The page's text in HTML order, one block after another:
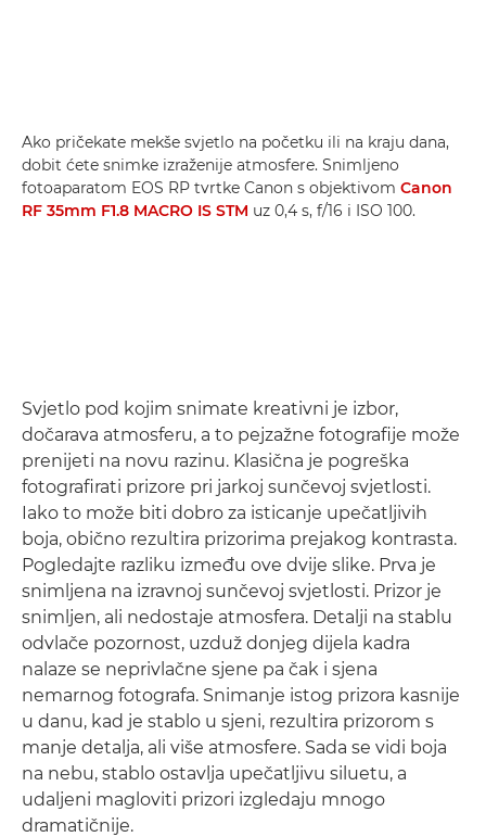
Ako pričekate mekše svjetlo na početku ili na kraju dana,
dobit ćete snimke izraženije atmosfere. Snimljeno
fotoaparatom EOS RP tvrtke Canon s objektivom Canon
RF 35mm F1.8 MACRO IS STM uz 0,4 s, f/16 i ISO 100.
Svjetlo pod kojim snimate kreativni je izbor,
dočarava atmosferu, a to pejzažne fotografije može
prenijeti na novu razinu. Klasična je pogreška
fotografirati prizore pri jarkoj sunčevoj svjetlosti.
Iako to može biti dobro za isticanje upečatljivih
boja, obično rezultira prizorima prejakog kontrasta.
Pogledajte razliku između ove dvije slike. Prva je
snimljena na izravnoj sunčevoj svjetlosti. Prizor je
snimljen, ali nedostaje atmosfera. Detalji na stablu
odvlače pozornost, uzduž donjeg dijela kadra
nalaze se neprivlačne sjene pa čak i sjena
nemarnog fotografa. Snimanje istog prizora kasnije
u danu, kad je stablo u sjeni, rezultira prizorom s
manje detalja, ali više atmosfere. Sada se vidi boja
na nebu, stablo ostavlja upečatljivu siluetu, a
udaljeni magloviti prizori izgledaju mnogo
dramatičnije.